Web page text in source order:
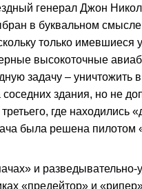
генерал Джон
в буквальном
только имевшиеся
высокоточные
задачу – уничтожить
здания, но не
где находились
была решена пилотом
и разведывательно-
«предейтор» и